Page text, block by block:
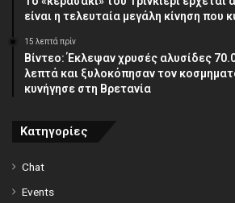
είναι η τελευταία μεγάλη κίνηση που
15 λεπτά πρίν
Βίντεο: Έκλεψαν χρυσές αλυσίδες
λεπτά και ξυλοκόπησαν τον
κυνήγησε στη Βρετανία
Κατηγορίες
Chat
Events